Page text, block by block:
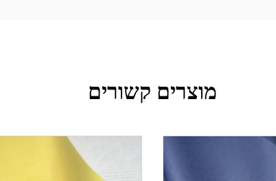
מוצרים קשורים